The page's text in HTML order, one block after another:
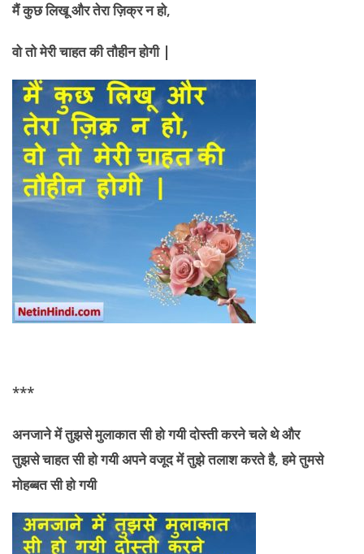
मैं कुछ लिखू और तेरा ज़िक्र न हो,
वो तो मेरीचाहत की तौहीन होगी |
***
अनजाने में तुझसे मुलाकात सी हो गयी दोस्ती करने चले थे और
तुझसेचाहत सी हो गयी अपने वजूद में तुझे तलाश करते है, हमे तुमसे
मोहब्बत सी हो गयी